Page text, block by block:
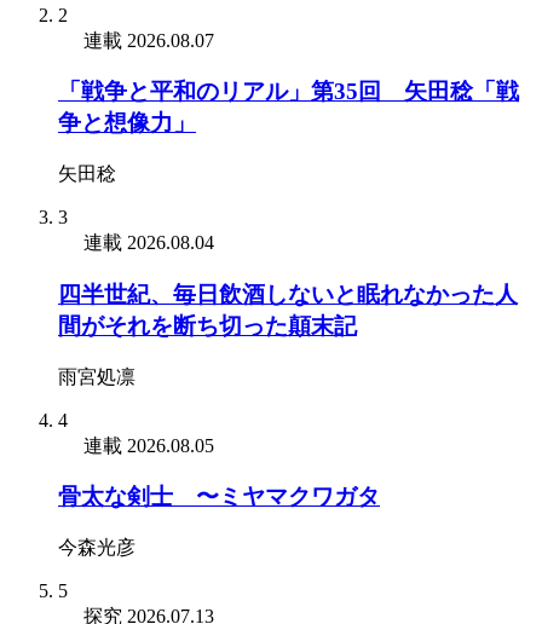
2
連載 2026.08.07
「戦争と平和のリアル」第35回 矢田稔「戦
争と想像力」
矢田稔
3
連載 2026.08.04
四半世紀、毎日飲酒しないと眠れなかった人
間がそれを断ち切った顛末記
雨宮処凛
4
連載 2026.08.05
骨太な剣士 〜ミヤマクワガタ
今森光彦
5
探究 2026.07.13